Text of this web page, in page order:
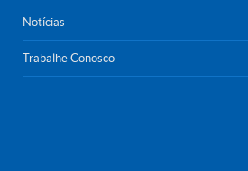
Notícias
Trabalhe Conosco